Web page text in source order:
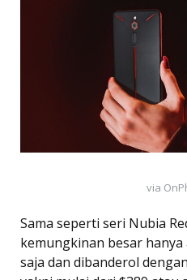
via
Sama seperti seri Nubia
kemungkinan besar
saja dan dibanderol